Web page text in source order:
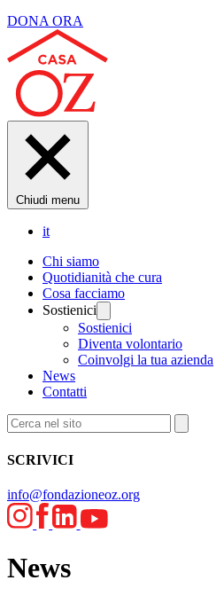
DONA ORA
Chiudi menu
it
Chi siamo
Quotidianità che cura
Cosa facciamo
Sostienici
Sostienici
Diventa volontario
Coinvolgi la tua azienda
News
Contatti
SCRIVICI
info@fondazioneoz.org
News